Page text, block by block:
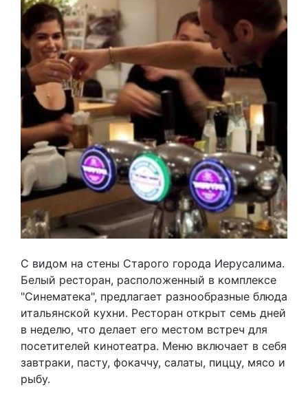
С видом на стены Старого города Иерусалима.
Белый ресторан, расположенный в комплексе
"Синематека", предлагает разнообразные блюда
итальянской кухни. Ресторан открыт семь дней
в неделю, что делает его местом встреч для
посетителей кинотеатра. Меню включает в себя
завтраки, пасту, фокаччу, салаты, пиццу, мясо и
рыбу.